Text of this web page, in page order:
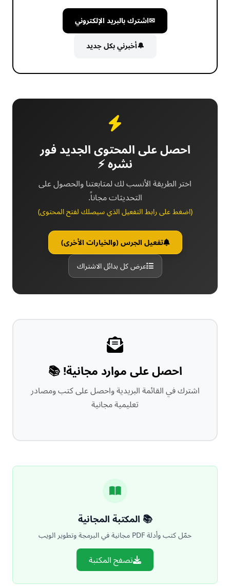
✉اشترك بالبريد الإلكتروني
🔔أخبرني بكل جديد
احصل على المحتوى الجديد فور
نشره ⚡
اختر الطريقة الأنسب لك لمتابعتنا والحصول على
التحديثات مجاناً.
(اضغط على رابط التفعيل الذي سيصلك لفتح المحتوى)
تفعيل الجرس (والخيارات الأخرى)
عرض كل بدائل الاشتراك
احصل على موارد مجانية! 📚
اشترك في القائمة البريدية واحصل على كتب ومصادر
تعليمية مجانية
📚 المكتبة المجانية
حمّل كتب وأدلة PDF مجانية في البرمجة وتطوير الويب
تصفح المكتبة